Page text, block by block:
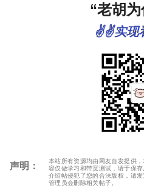
“老胡
✌✌实现
声明：
本站所有资源均由网友自发提供
容仅做学习和带宽测试，请于保
介绍帖侵犯了您的合法版权，请
管理员会删除相关帖子。